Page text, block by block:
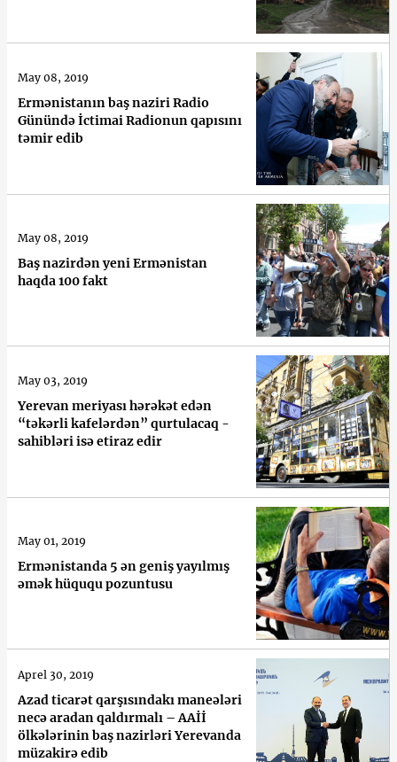
Ermənistanın baş naziri Radio
Günündə İctimai Radionun qapısını
təmir edib
May 08, 2019
Baş nazirdən yeni Ermənistan
haqda 100 fakt
May 08, 2019
Yerevan meriyası hərəkət edən
“təkərli kafelərdən” qurtulacaq -
sahibləri isə etiraz edir
May 03, 2019
Ermənistanda 5 ən geniş yayılmış
əmək hüququ pozuntusu
May 01, 2019
Azad ticarət qarşısındakı maneələri
necə aradan qaldırmalı – AAİİ
ölkələrinin baş nazirləri Yerevanda
müzakirə edib
Aprel 30, 2019